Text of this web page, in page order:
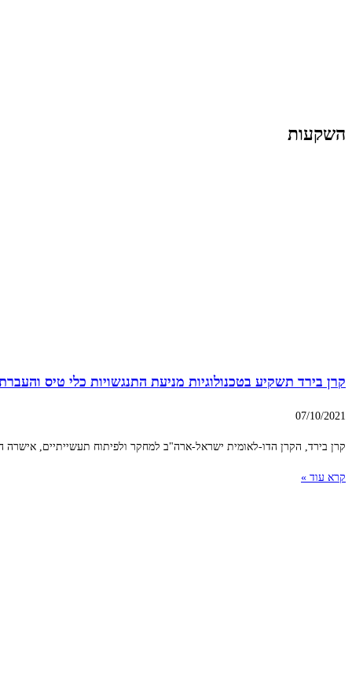
השקעות
קרן בירד תשקיע בטכנולוגיות מניעת התנגשויות כלי טיס
07/10/2021
קרן בירד, הקרן הדו-לאומית ישראל-ארה"ב למחקר ולפיתוח תעשייתיים, אישרה
קרא עוד »